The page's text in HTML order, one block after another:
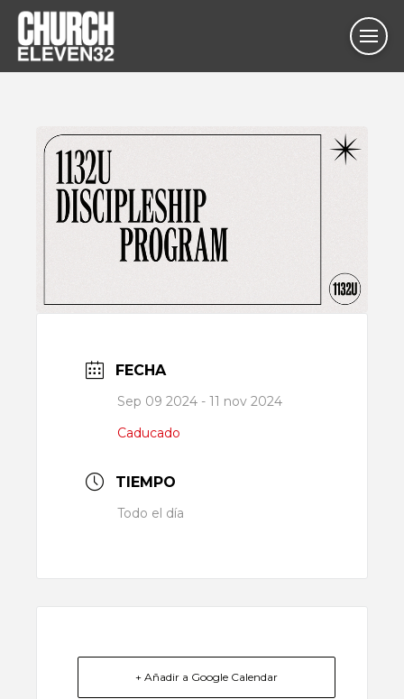
FECHA
Sep 09 2024 - 11 nov 2024
Caducado
TIEMPO
Todo el día
+ Añadir a Google Calendar